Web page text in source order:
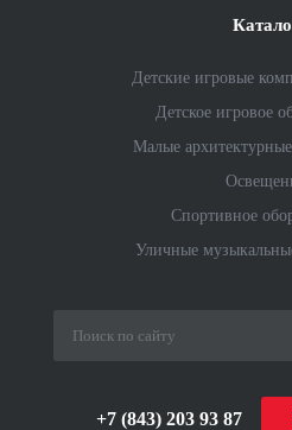
Детские игровые
Детское игровое
Малые
Спортивное
Уличные
+7 (843) 203 93 87